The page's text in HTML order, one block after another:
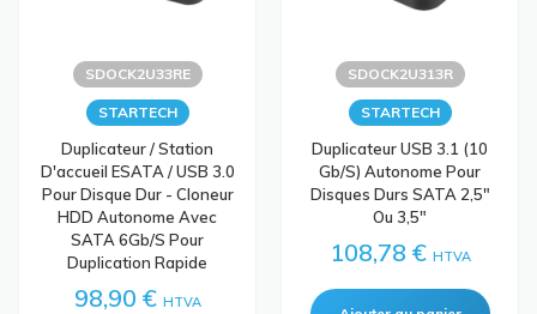
SDOCK2U33RE
STARTECH
Duplicateur / Station
D'accueil ESATA / USB 3.0
Pour Disque Dur - Cloneur
HDD Autonome Avec
SATA 6Gb/s Pour
Duplication Rapide
98,90 € HTVA
SDOCK2U313R
STARTECH
Duplicateur USB 3.1 (10
Gb/s) Autonome Pour
Disques Durs SATA 2,5"
Ou 3,5"
108,78 € HTVA